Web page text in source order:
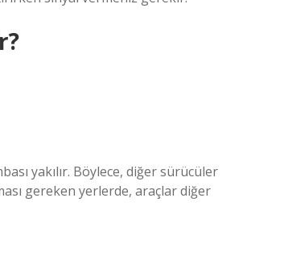
yakılır. Böylece, diğer sürücüler
gereken yerlerde, araçlar diğer